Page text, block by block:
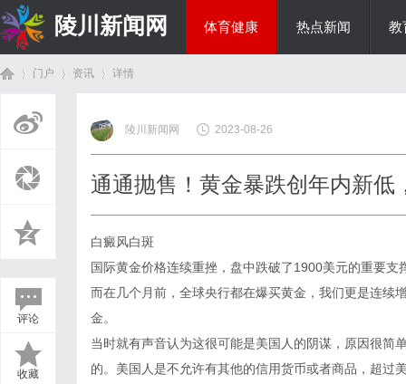
陵川新闻网 体育健康 热点新闻 教
门户 资讯
›
详情
评论
收藏
陵川新闻网 2023-08-26
通通抛售！黄金暴跌创年内新低
白癜风白斑
国际黄金价格连续重挫，盘中跌破了1900美元的重要支
而在几个月前，全球央行都在爆买黄金，我们更是连续
金。
当时就有声音认为这很可能是美国人的阴谋，原因很简
的。美国人是不允许有其他的信用货币或者商品，超过